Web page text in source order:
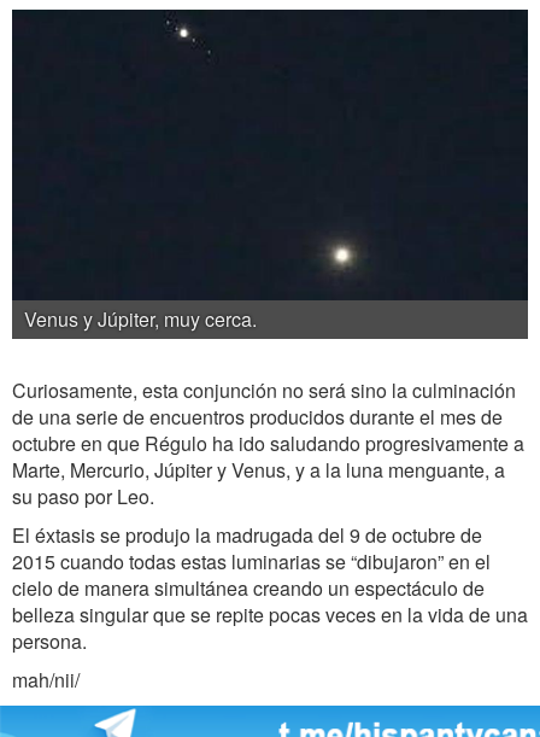
Venus y Júpiter, muy cerca.
Curiosamente, esta conjunción no será sino la culminación
de una serie de encuentros producidos durante el mes de
octubre en que Régulo ha ido saludando progresivamente a
Marte, Mercurio, Júpiter y Venus, y a la luna menguante, a
su paso por Leo.
El éxtasis se produjo la madrugada del 9 de octubre de
2015 cuando todas estas luminarias se “dibujaron” en el
cielo de manera simultánea creando un espectáculo de
belleza singular que se repite pocas veces en la vida de una
persona.
mah/nii/